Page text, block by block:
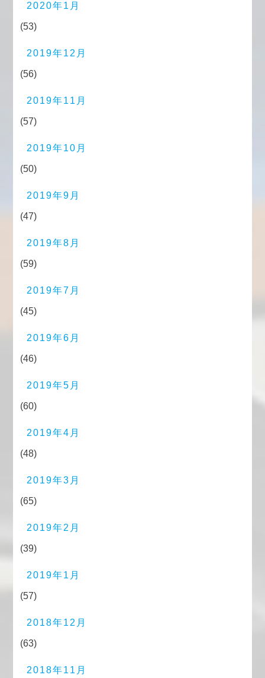
2020年1月
(53)
2019年12月
(56)
2019年11月
(57)
2019年10月
(50)
2019年9月
(47)
2019年8月
(59)
2019年7月
(45)
2019年6月
(46)
2019年5月
(60)
2019年4月
(48)
2019年3月
(65)
2019年2月
(39)
2019年1月
(57)
2018年12月
(63)
2018年11月